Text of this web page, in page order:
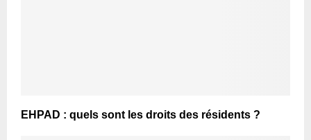
EHPAD : quels sont les droits des résidents ?